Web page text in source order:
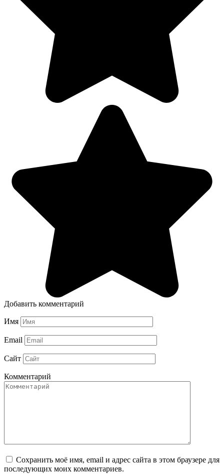
Добавить комментарий
Имя
Email
Сайт
Комментарий
Сохранить моё имя, email и адрес сайта в этом браузере для
последующих моих комментариев.